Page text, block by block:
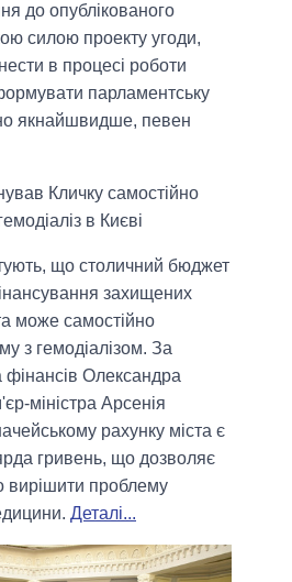
до опублікованого
силою проекту угоди,
в процесі роботи
парламентську
якнайшвидше, певен
Кличку самостійно
в Києві
що столичний бюджет
захищених
може самостійно
з гемодіалізом. За
фінансів Олександра
міністра Арсенія
рахунку міста є
гривень, що дозволяє
вирішити проблему
Деталі...